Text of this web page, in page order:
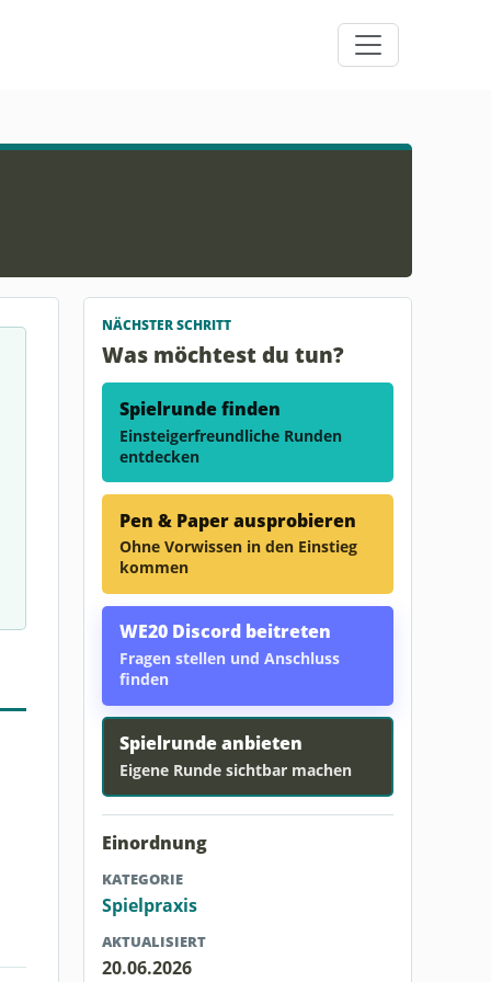
NÄCHSTER SCHRITT
Was möchtest du tun?
Spielrunde finden
Einsteigerfreundliche Runden
entdecken
Pen & Paper ausprobieren
Ohne Vorwissen in den Einstieg
kommen
WE20 Discord beitreten
Fragen stellen und Anschluss
finden
Spielrunde anbieten
Eigene Runde sichtbar machen
Einordnung
KATEGORIE
Spielpraxis
AKTUALISIERT
20.06.2026